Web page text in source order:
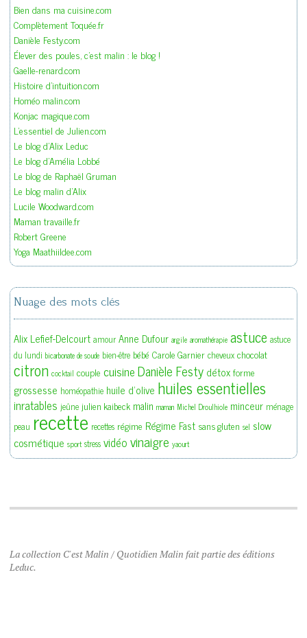
Bien dans ma cuisine.com
Complètement Toquée.fr
Danièle Festy.com
Élever des poules, c'est malin : le blog !
Gaelle-renard.com
Histoire d'intuition.com
Homéo malin.com
Konjac magique.com
L'essentiel de Julien.com
Le blog d'Alix Leduc
Le blog d'Amélia Lobbé
Le blog de Raphaël Gruman
Le blog malin d'Alix
Lucile Woodward.com
Maman travaille.fr
Robert Greene
Yoga Maathiildee.com
Nuage des mots clés
Alix Lefief-Delcourt amour Anne Dufour argile aromathérapie astuce astuce
du lundi bicarbonate de soude bien-être bébé Carole Garnier cheveux chocolat
citron cocktail couple cuisineDanièle Festy détoxforme
grossesse homéopathie huile d'olive huiles essentielles
inratables jeûne julien kaibeck malin maman Michel Droulhiole minceur ménage
peau recette recettes régime Régime Fast sans gluten sel slow
cosmétique sport stress vidéovinaigre yaourt
La collection C'est Malin / Quotidien Malin fait partie des éditions
Leduc.